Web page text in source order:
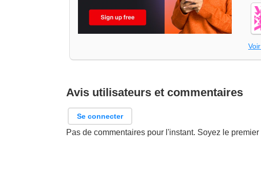
Avis utilisateurs et commentaires
Se connecter
Pas de commentaires pour l'instant. Soyez le